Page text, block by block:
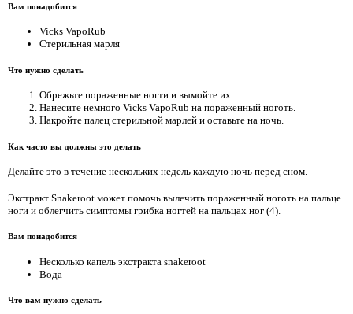
Вам понадобится
Vicks VapoRub
Стерильная марля
Что нужно сделать
Обрежьте пораженные ногти и вымойте их.
Нанесите немного Vicks VapoRub на пораженный ноготь.
Накройте палец стерильной марлей и оставьте на ночь.
Как часто вы должны это делать
Делайте это в течение нескольких недель каждую ночь перед сном.
Экстракт Snakeroot может помочь вылечить пораженный ноготь на пальце
ноги и облегчить симптомы грибка ногтей на пальцах ног (4).
Вам понадобится
Несколько капель экстракта snakeroot
Вода
Что вам нужно сделать